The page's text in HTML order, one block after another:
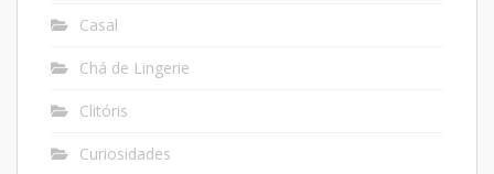
Casal
Chá de Lingerie
Clitóris
Curiosidades